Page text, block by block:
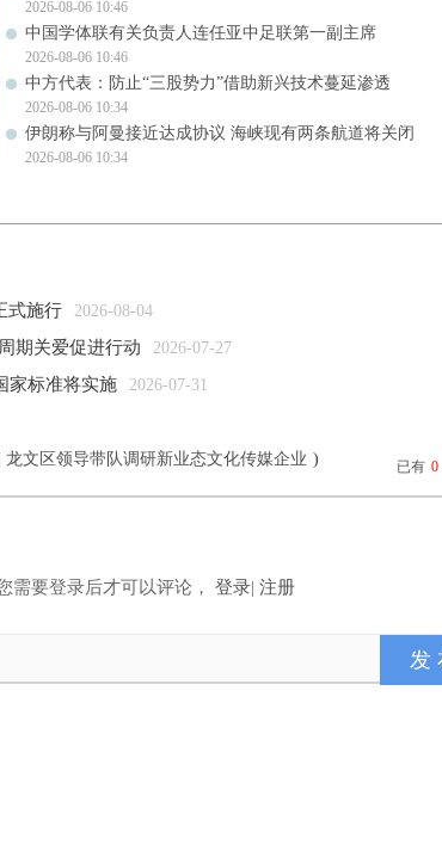
2026-08-06 10:46
中国学体联有关负责人连任亚中足联第一副主席
2026-08-06 10:46
中方代表：防止“三股势力”借助新兴技术蔓延渗透
2026-08-06 10:34
伊朗称与阿曼接近达成协议 海峡现有两条航道将关闭
2026-08-06 10:34
式施行 2026-08-04
期关爱促进行动 2026-07-27
家标准将实施 2026-07-31
文区领导带队调研新业态文化传媒企业 ) 已有 0
需要登录后才可以评论， 登录| 注册